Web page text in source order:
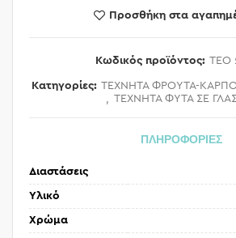
Προσθήκη στα
Κωδικός προϊόντος: TEO
Κατηγορίες: ΤΕΧΝΗΤΑ ΦΡΟΥΤΑ-
, ΤΕΧΝΗΤΑ ΦΥΤΑ ΣΕ
ΠΛΗΡΟΦΟΡΙΕΣ
Διαστάσεις
Υλικό
Χρώμα